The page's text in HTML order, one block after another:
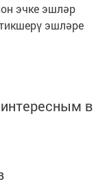
эчке эшләр
эшләре
в